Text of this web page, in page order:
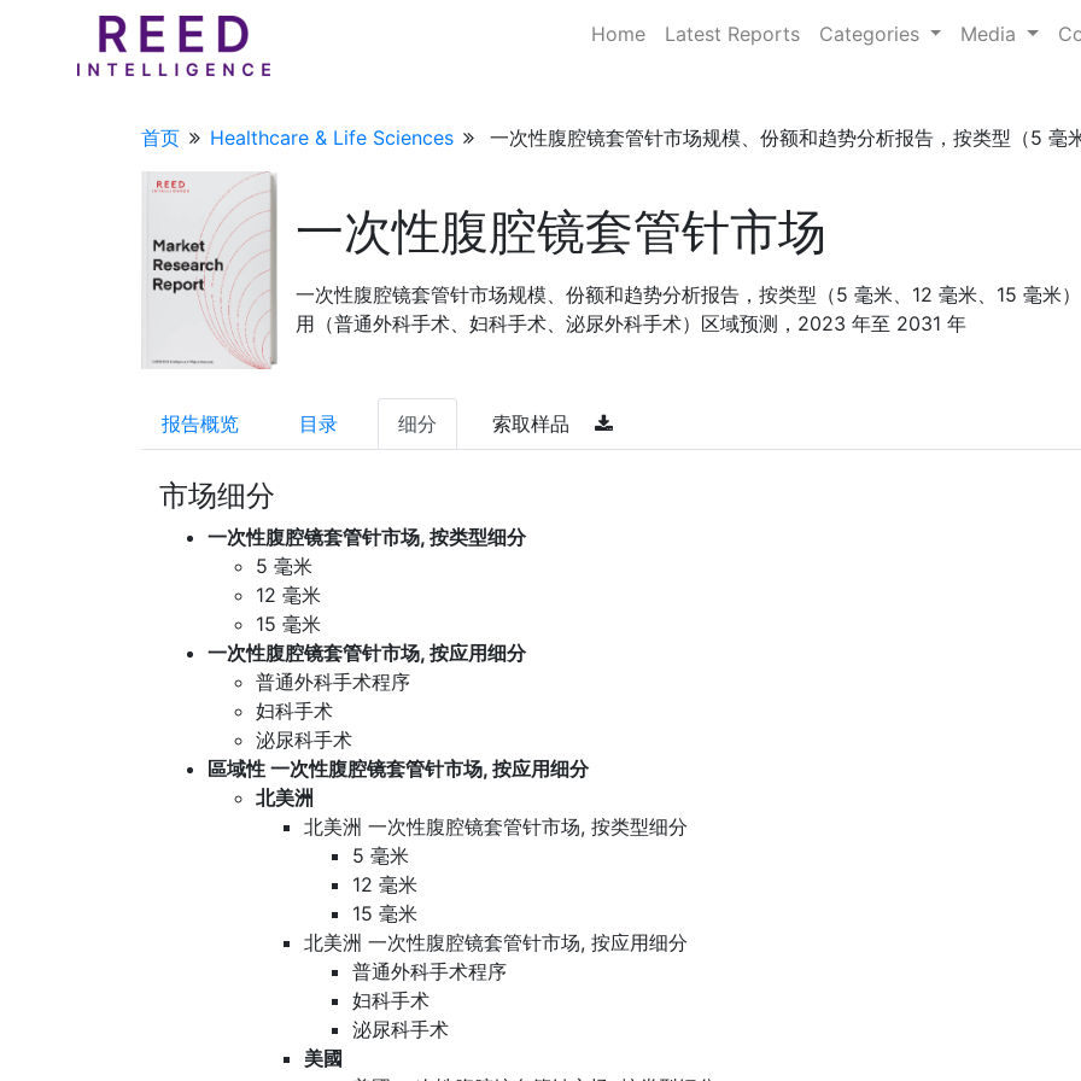
Home Latest Reports Categories Media
首页 Healthcare & Life Sciences 一次性腹腔镜套管针市场规模、份额和趋势分析报告，按类型（5 毫
一次性腹腔镜套管针市场
一次性腹腔镜套管针市场规模、份额和趋势分析报告，按类型（5 毫米、12 毫米、15 毫米
用（普通外科手术、妇科手术、泌尿外科手术）区域预测，2023 年至 2031 年
报告概览 目录 细分 索取样品
市场细分
一次性腹腔镜套管针市场, 按类型细分
5 毫米
12 毫米
15 毫米
一次性腹腔镜套管针市场, 按应用细分
普通外科手术程序
妇科手术
泌尿科手术
區域性 一次性腹腔镜套管针市场, 按应用细分
北美洲
北美洲 一次性腹腔镜套管针市场, 按类型细分
5 毫米
12 毫米
15 毫米
北美洲 一次性腹腔镜套管针市场, 按应用细分
普通外科手术程序
妇科手术
泌尿科手术
美國